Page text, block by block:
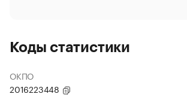
Коды статистики
ОКПО
2016223448